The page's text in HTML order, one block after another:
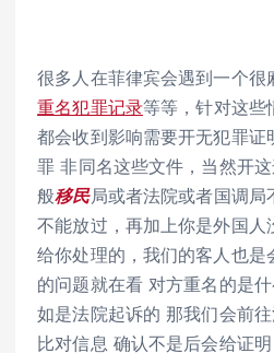
很多人在菲律宾会遇到一个很
重名犯罪记录等等，针对这些
都会收到影响需要开无犯罪证
罪 非同名这些文件，当然开
般移民局或者法院或者国调局
不能放过，再加上你是外国人
给你处理的，我们的客人也是
的问题就在看 对方重名的是
如是法院起诉的 那我们会前
比对信息 确认不是后会给证